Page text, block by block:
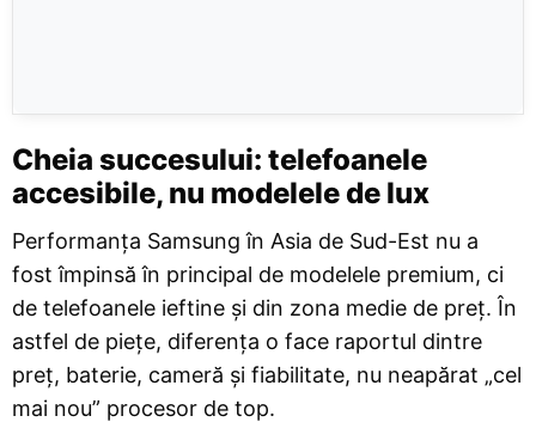
Cheia succesului: telefoanele
accesibile, nu modelele de lux
Performanța Samsung în Asia de Sud-Est nu a
fost împinsă în principal de modelele premium, ci
de telefoanele ieftine și din zona medie de preț. În
astfel de piețe, diferența o face raportul dintre
preț, baterie, cameră și fiabilitate, nu neapărat „cel
mai nou” procesor de top.